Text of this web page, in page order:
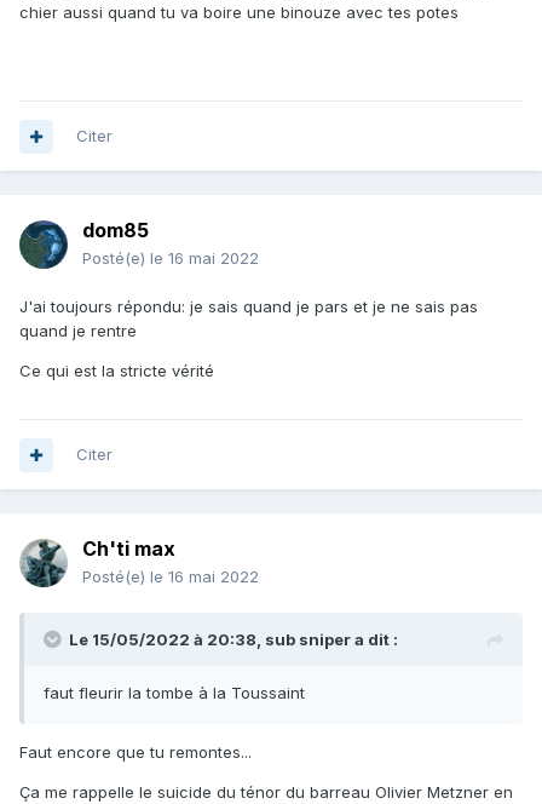
chier aussi quand tu va boire une binouze avec tes potes
Citer
dom85
Posté(e) le 16 mai 2022
J'ai toujours répondu: je sais quand je pars et je ne sais pas
quand je rentre
Ce qui est la stricte vérité
Citer
Ch'ti max
Posté(e) le 16 mai 2022
Le 15/05/2022 à 20:38, sub snipera dit :
faut fleurir la tombe à la Toussaint
Faut encore que tu remontes...
Ça me rappelle le suicide du ténor du barreau Olivier Metzner en